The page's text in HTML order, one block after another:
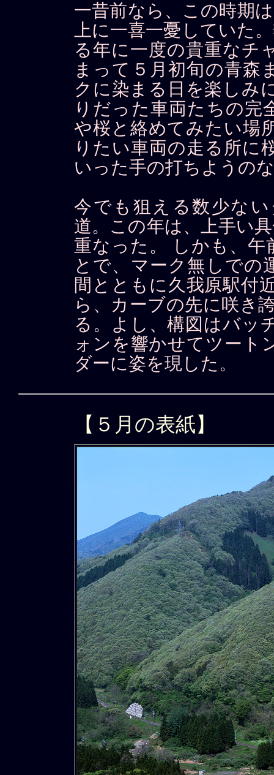
一昔前なら、この時期
上に一喜一憂していた
る年に一度の貴重なチ
まって５月初旬の青森
クに染まる日を楽しみ
りだった車両たちの完
や桜と絡めてみたい場
りたい車両の走る所
いった手の打ちようの
今でも狙える数少な
道。この年は、上手い
重なった。 しかも、午
とで、マーク無しでの
間とともに久我原駅付
ら、カーブの先に咲き
る。よし、構図はバッ
ォンを響かせてツート
ダーに姿を現した。
【５月の表紙】